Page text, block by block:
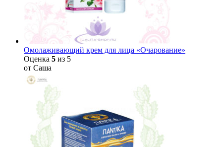
Омолаживающий крем для лица «Очарование»
Оценка 5 из 5
от Саша